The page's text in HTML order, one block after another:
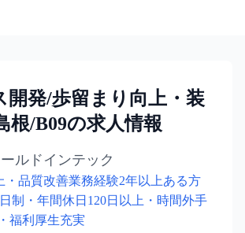
開発/歩留まり向上・装
根/B09の求人情報
ルドインテック
・品質改善業務経験2年以上ある方
日制・年間休日120日以上・時間外手
福利厚生充実